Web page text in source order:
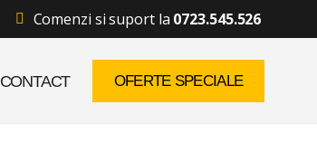
Comenzi si suport la 0723.545.526
CONTACT OFERTE SPECIALE